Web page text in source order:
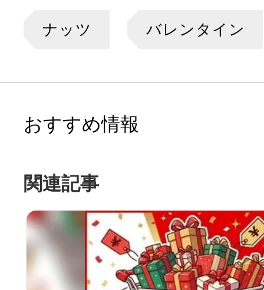
ナッツ バレンタイン
おすすめ情報
関連記事